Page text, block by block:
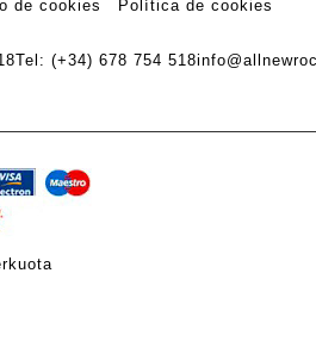
de cookies Política de cookies
Tel: (+34) 678 754 518